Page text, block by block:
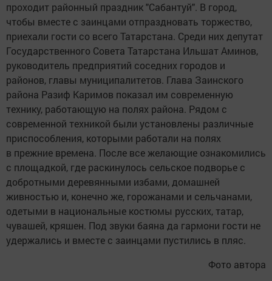
проходит районный праздник "Сабантуй". В город,
чтобы вместе с заинцами отпраздновать торжество,
приехали гости со всего Татарстана. Среди них депутат
Государственного Совета Татарстана Ильшат Аминов,
руководитель предприятий соседних городов и
районов, главы муниципалитетов. Глава Заинского
района Разиф Каримов показал им современную
технику, работающую на полях района. Рядом с
современной техникой были установлены различные
приспособления, которыми работали на полях
в прежние времена. После все желающие ознакомились
с площадкой, где раскинулось сельское подворье с
добротными деревянными избами, домашней
живностью и, конечно же, горожанами и сельчанами,
одетыми в национальные костюмы русских, татар,
чувашей, кряшен. Под звуки баяна да гармони гости не
удержались и вместе с заинцами пустились в пляс.
Фото автора